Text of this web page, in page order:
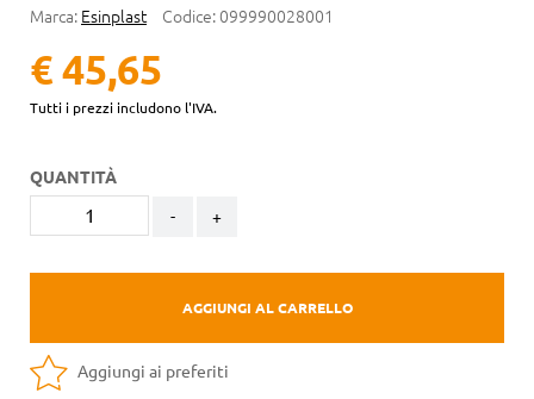
Marca: Esinplast Codice:099990028001
€ 45,65
Tutti i prezzi includono l'IVA.
QUANTITÀ
- +
AGGIUNGI AL CARRELLO
Aggiungi ai preferiti